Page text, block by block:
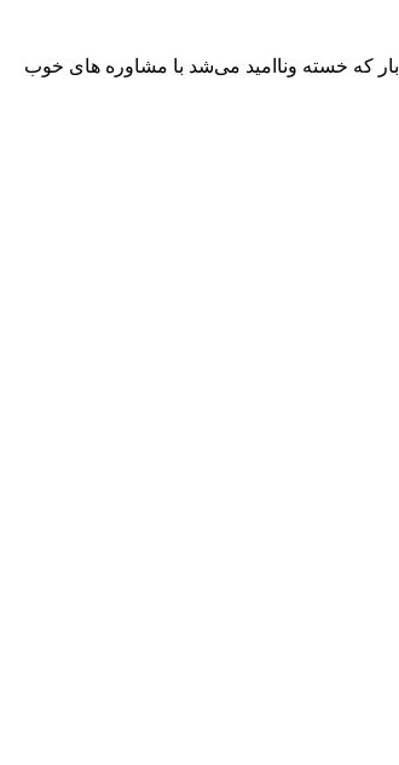
که خسته و‌ناامید می‌شد با مشاوره های خوب